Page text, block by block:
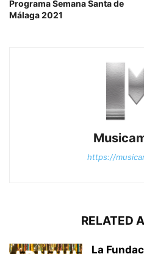
Programa Semana Santa de
Málaga 2021
https://
RELATED
La